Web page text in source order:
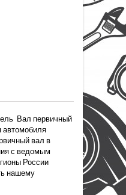
Вал первичный
автомобиля
вал в
с ведомым
России
нашему